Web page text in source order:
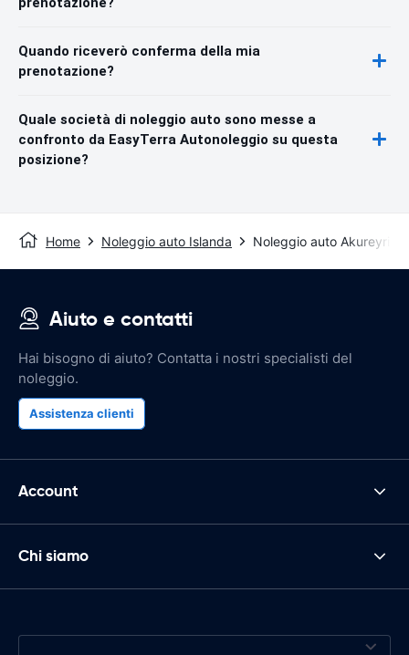
Quando riceverò conferma della mia
prenotazione?
Quale società di noleggio auto sono messe a
confronto da EasyTerra Autonoleggio su questa
posizione?
Home Noleggio auto Islanda Noleggio auto Akureyri
Aiuto e contatti
Hai bisogno di aiuto? Contatta i nostri specialisti del
noleggio.
Assistenza clienti
Account
Chi siamo